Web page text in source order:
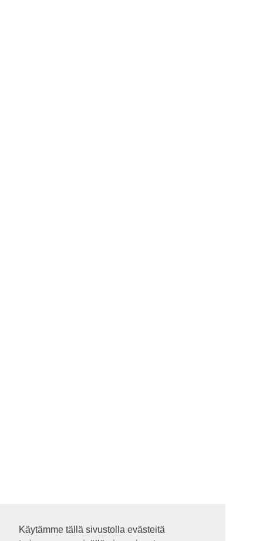
Käytämme tällä sivustolla evästeitä
Käytämme tällä sivustolla evästeitä